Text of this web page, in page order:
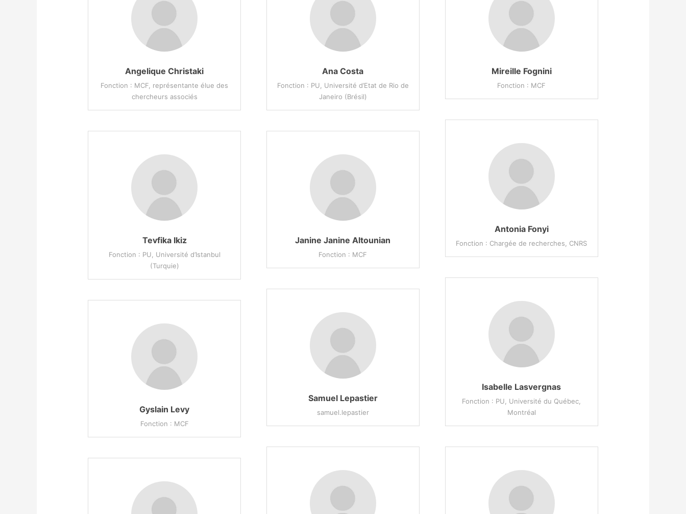
Angelique Christaki
Fonction : MCF, représentante élue des
chercheurs associés
Ana Costa
Fonction : PU, Université d’Etat de Rio de
Janeiro (Brésil)
Mireille Fognini
Fonction : MCF
Antonia Fonyi
Fonction : Chargée de recherches, CNRS
Tevfika Ikiz
Fonction : PU, Université d’Istanbul
(Turquie)
Janine Janine Altounian
Fonction : MCF
Isabelle Lasvergnas
Fonction : PU, Université du Québec,
Montréal
Samuel Lepastier
samuel.lepastier
Gyslain Levy
Fonction : MCF